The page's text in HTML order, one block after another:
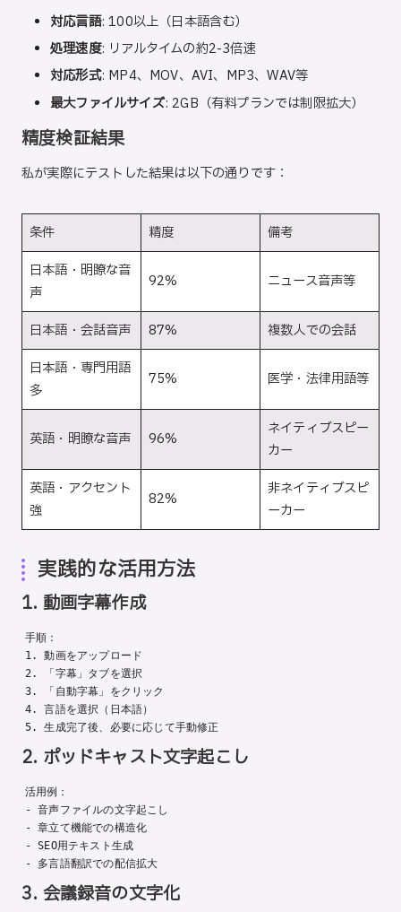
対応言語: 100以上（日本語含む）
処理速度: リアルタイムの約2-3倍速
対応形式: MP4、MOV、AVI、MP3、WAV等
最大ファイルサイズ: 2GB（有料プランでは制限拡大）
精度検証結果
私が実際にテストした結果は以下の通りです：
条件 精度
備考
日本語・明瞭な音
声
92% ニュース音声等
日本語・会話音声 87%
複数人での会話
日本語・専門用語
多
75% 医学・法律用語等
英語・明瞭な音声 96%
ネイティブスピー
カー
英語・アクセント
強
82%
非ネイティブスピ
ーカー
実践的な活用方法
1. 動画字幕作成
手順：
1. 動画をアップロード
2. 「字幕」タブを選択
3. 「自動字幕」をクリック
4. 言語を選択（日本語）
2. ポッドキャスト文字起こし
活用例：
- 音声ファイルの文字起こし
- 章立て機能での構造化
- SEO用テキスト生成
3. 会議録音の文字化